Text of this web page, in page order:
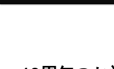
ュ